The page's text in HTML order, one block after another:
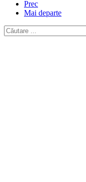
Prec
Mai departe